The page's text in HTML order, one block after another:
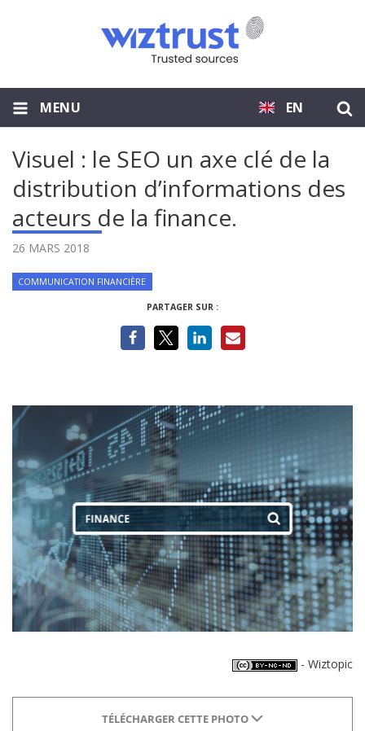
EN
MENU
Visuel : le SEO un axe clé de la
distribution d’informations des
acteurs de la finance.
26 MARS 2018
COMMUNICATION FINANCIÈRE
PARTAGER SUR :
- Wiztopic
TÉLÉCHARGER CETTE PHOTO